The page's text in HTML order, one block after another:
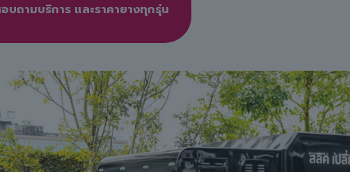
บถามบริการ และราคายางทุกรุ่น